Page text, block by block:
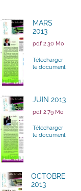
MARS
2013
pdf 2,30 Mo
Télécharger
le document
JUIN 2013
pdf 2,79 Mo
Télécharger
le document
OCTOBRE
2013